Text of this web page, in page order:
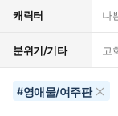
캐릭터 나
분위기/기타 고
#영애물/여주판